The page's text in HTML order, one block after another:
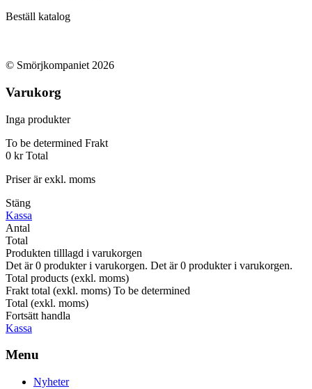
Beställ katalog
© Smörjkompaniet 2026
Varukorg
Inga produkter
To be determined Frakt
0 kr Total
Priser är exkl. moms
Stäng
Kassa
Antal
Total
Produkten tilllagd i varukorgen
Det är0 produkter i varukorgen. Det är0 produkter i varukorgen.
Total products (exkl. moms)
Frakt total (exkl. moms) To be determined
Total (exkl. moms)
Fortsätt handla
Kassa
Menu
Nyheter